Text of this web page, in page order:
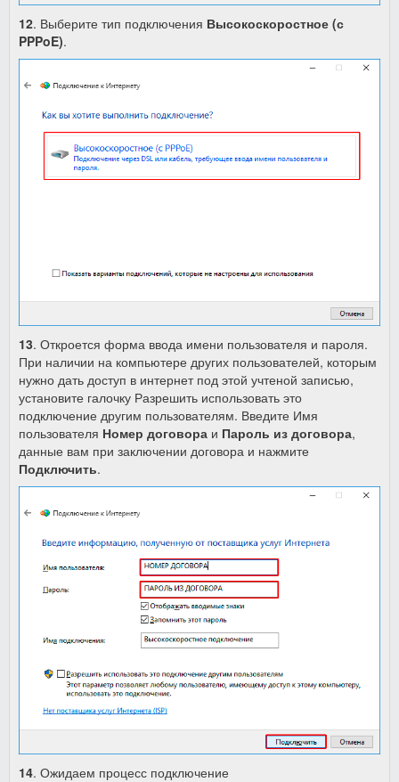
12. Выберите тип подключения Высокоскоростное (с
PPPoE).
13. Откроется форма ввода имени пользователя и пароля.
При наличии на компьютере других пользователей, которым
нужно дать доступ в интернет под этой учтеной записью,
установите галочку Разрешить использовать это
подключение другим пользователям. Введите Имя
пользователя Номер договора и Пароль из договора,
данные вам при заключении договора и нажмите
Подключить.
14. Ожидаем процесс подключение